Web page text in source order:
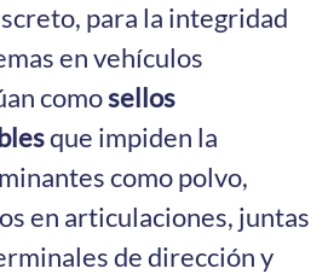
para la integridad
en vehículos
comosellos
que impiden la
como polvo,
en articulaciones, juntas
de dirección y